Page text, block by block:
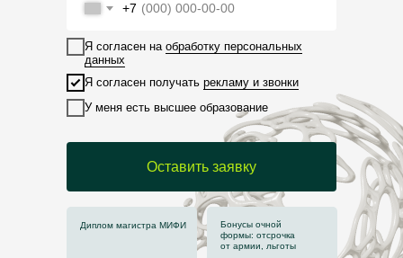
Диплом магистра МИФИ
Бонусы очной
формы: отсрочка
от армии, льготы
+7
Я согласен на обработку персональных
данных
Я согласен получать рекламу и звонки
У меня есть высшее образование
Оставить заявку